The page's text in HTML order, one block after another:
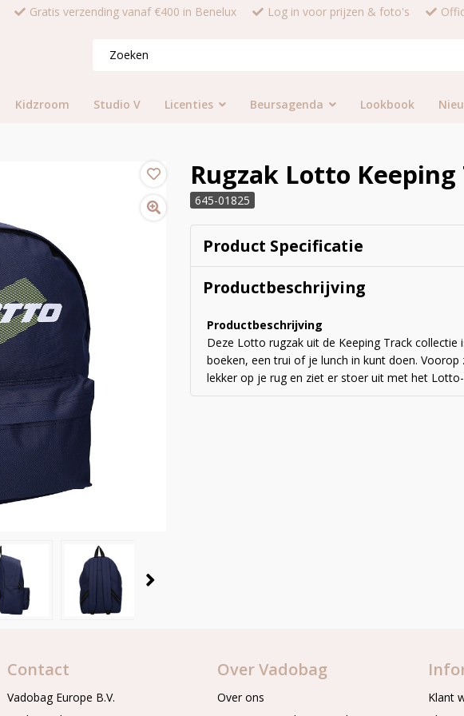
Gratis verzending vanaf €400 in Benelux Log in voor prijzen & foto's
Kidzroom Studio V Licenties Beursagenda Lookbook
Rugzak Lotto Keeping
645-01825
Product Specificatie
Productbeschrijving
Productbeschrijving
Deze Lotto rugzak uit de Keeping Track
boeken, een trui of je lunch in kunt doen.
lekker op je rug en ziet er stoer uit met het
Contact
Vadobag Europe B.V.
Over Vadobag
Over ons
Klant